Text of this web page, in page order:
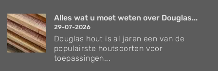
Alles wat u moet weten over Douglas...
29-07-2026
Douglas hout is al jaren een van de
populairste houtsoorten voor
toepassingen...